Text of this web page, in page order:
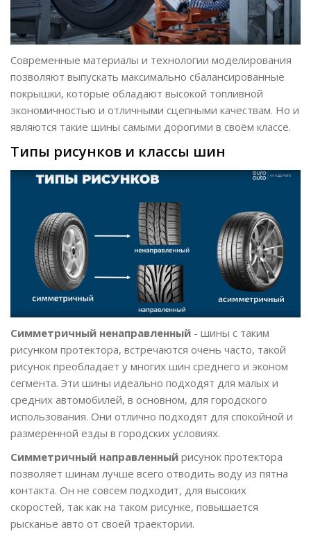
Современные материалы и технологии моделирования
позволяют выпускать максимально сбалансированные
покрышки, которые обладают высокой топливной
экономичностью и отличными сцепными качествам. Но и
являются такие шины самыми дорогими в своём классе.
Типы рисунков и классы шин
Симметричный ненаправленный - шины с таким
рисунком протектора, встречаются очень часто, такой
рисунок преобладает у многих шин среднего и эконом
сегмента. Эти шины идеально подходят для малых и
средних автомобилей, в основном, для городского
использования. Они отлично подходят для спокойной и
размеренной езды в городских условиях.
Симметричный направленный рисунок протектора
позволяет шинам лучше всего отводить воду из пятна
контакта. Он не совсем подходит, для высоких
скоростей, так как на таком рисунке, повышается
рысканье авто от своей траектории.